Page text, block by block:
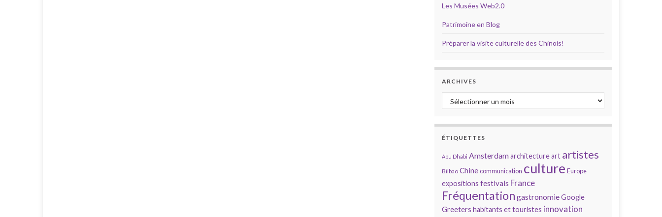
Les Musées Web2.0
Patrimoine en Blog
Préparer la visite culturelle des Chinois!
ARCHIVES
Archives
ÉTIQUETTES
Abu Dhabi Amsterdamarchitectureart artistes
Bilbao Chinecommunication culture Europe
expositions festivals France
Fréquentation gastronomieGoogle
Greeters habitants et touristes innovation